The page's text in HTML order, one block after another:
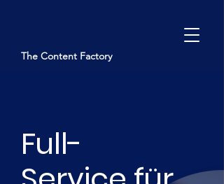
The Content Factory
Full-